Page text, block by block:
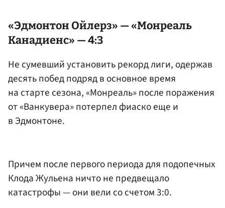
«Эдмонтон Ойлерз» — «Монреаль
Канадиенс» — 4:3
Не сумевший установить рекорд лиги, одержав
десять побед подряд в основное время
на старте сезона, «Монреаль» после поражения
от «Ванкувера» потерпел фиаско еще и
в Эдмонтоне.
Причем после первого периода для подопечных
Клода Жульена ничто не предвещало
катастрофы — они вели со счетом 3:0.